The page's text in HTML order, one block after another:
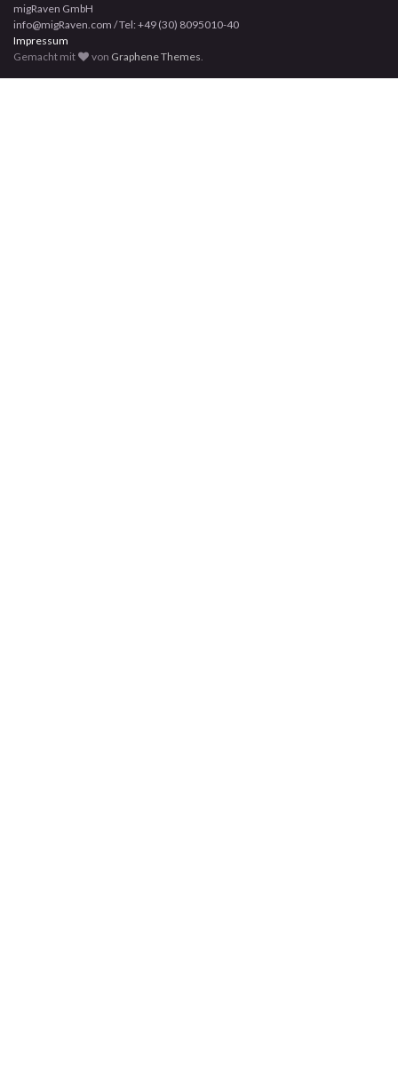
migRaven GmbH
info@migRaven.com / Tel: +49 (30) 8095010-40
Impressum
Gemacht mit
von Graphene Themes